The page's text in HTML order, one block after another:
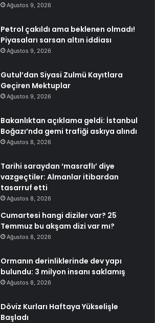
Ağustos 9, 2026
Petrol çakıldı ama beklenen olmadı!
Piyasaları sarsan altın iddiası
Ağustos 9, 2026
Gutul’dan Siyasi Zulmü Kayıtlara
Geçiren Mektuplar
Ağustos 9, 2026
Bakanlıktan açıklama geldi: İstanbul
Boğazı’nda gemi trafiği askıya alındı
Ağustos 8, 2026
Tarihi saraydan ‘masraflı’ diye
vazgeçtiler: Almanlar itibardan
tasarruf etti
Ağustos 8, 2026
Cumartesi hangi diziler var? 25
Temmuz bu akşam dizi var mı?
Ağustos 8, 2026
Ormanın derinliklerinde dev yapı
bulundu: 3 milyon insanı saklamış
Ağustos 8, 2026
Döviz Kurları Haftaya Yükselişle
Başladı